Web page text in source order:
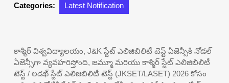
Categories: Latest Notification
కాశ్మీర్ విశ్వవిద్యాలయం, J&K స్టేట్ ఎలిజిబిలిటీ టెస్ట్ ఏజెన్సీకి నోడల్
ఏజెన్సీగా వ్యవహరిస్తోంది, జమ్మూ మరియు కాశ్మీర్ స్టేట్ ఎలిజిబిలిటీ
టెస్ట్ / లడఖ్ స్టేట్ ఎలిజిబిలిటీ టెస్ట్ (JKSET/LASET) 2026 కోసం